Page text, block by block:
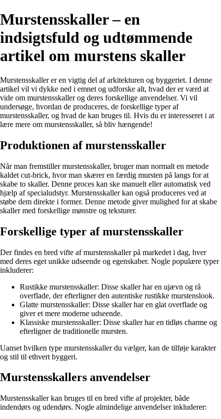
Murstensskaller – en
indsigtsfuld og udtømmende
artikel om murstens skaller
Murstensskaller er en vigtig del af arkitekturen og byggeriet. I denne
artikel vil vi dykke ned i emnet og udforske alt, hvad der er værd at
vide om murstensskaller og deres forskellige anvendelser. Vi vil
undersøge, hvordan de produceres, de forskellige typer af
murstensskaller, og hvad de kan bruges til. Hvis du er interesseret i at
lære mere om murstensskaller, så bliv hængende!
Produktionen af murstensskaller
Når man fremstiller murstensskaller, bruger man normalt en metode
kaldet cut-brick, hvor man skærer en færdig mursten på langs for at
skabe to skaller. Denne proces kan ske manuelt eller automatisk ved
hjælp af specialudstyr. Murstensskaller kan også produceres ved at
støbe dem direkte i former. Denne metode giver mulighed for at skabe
skaller med forskellige mønstre og teksturer.
Forskellige typer af murstensskaller
Der findes en bred vifte af murstensskaller på markedet i dag, hver
med deres eget unikke udseende og egenskaber. Nogle populære typer
inkluderer:
Rustikke murstensskaller: Disse skaller har en ujævn og rå
overflade, der efterligner den autentiske rustikke murstenslook.
Glatte murstensskaller: Disse skaller har en glat overflade og
giver et mere moderne udseende.
Klassiske murstensskaller: Disse skaller har en tidløs charme og
efterligner de traditionelle mursten.
Uanset hvilken type murstensskaller du vælger, kan de tilføje karakter
og stil til ethvert byggeri.
Murstensskallers anvendelser
Murstensskaller kan bruges til en bred vifte af projekter, både
indendørs og udendørs. Nogle almindelige anvendelser inkluderer: